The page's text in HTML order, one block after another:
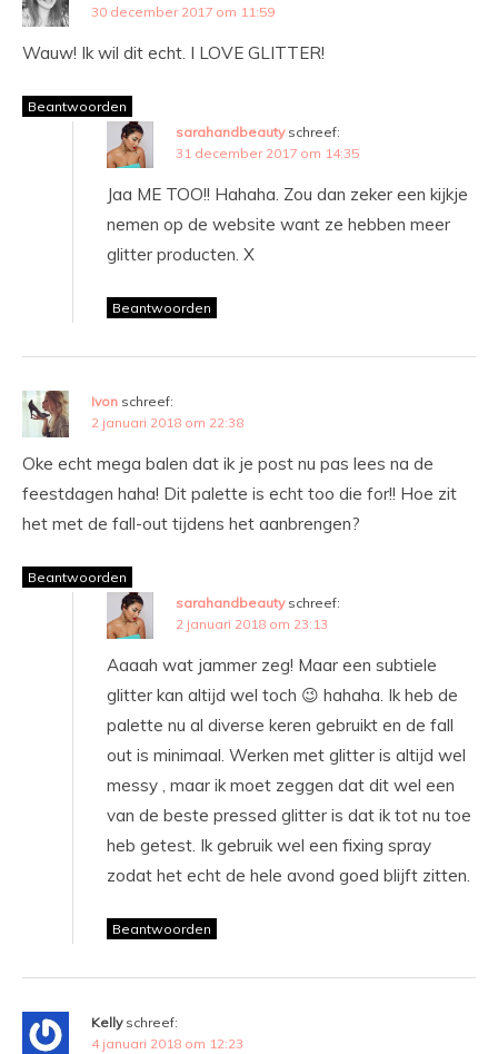
30 december 2017 om 11:59
Wauw! Ik wil dit echt. I LOVE GLITTER!
Beantwoorden
sarahandbeauty schreef:
31 december 2017 om 14:35
Jaa ME TOO!! Hahaha. Zou dan zeker een kijkje
nemen op de website want ze hebben meer
glitter producten. X
Beantwoorden
Ivon schreef:
2 januari 2018 om 22:38
Oke echt mega balen dat ik je post nu pas lees na de
feestdagen haha! Dit palette is echt too die for!! Hoe zit
het met de fall-out tijdens het aanbrengen?
Beantwoorden
sarahandbeauty schreef:
2 januari 2018 om 23:13
Aaaah wat jammer zeg! Maar een subtiele
glitter kan altijd wel toch 😉 hahaha. Ik heb de
palette nu al diverse keren gebruikt en de fall
out is minimaal. Werken met glitter is altijd wel
messy , maar ik moet zeggen dat dit wel een
van de beste pressed glitter is dat ik tot nu toe
heb getest. Ik gebruik wel een fixing spray
zodat het echt de hele avond goed blijft zitten.
Beantwoorden
Kelly schreef:
4 januari 2018 om 12:23